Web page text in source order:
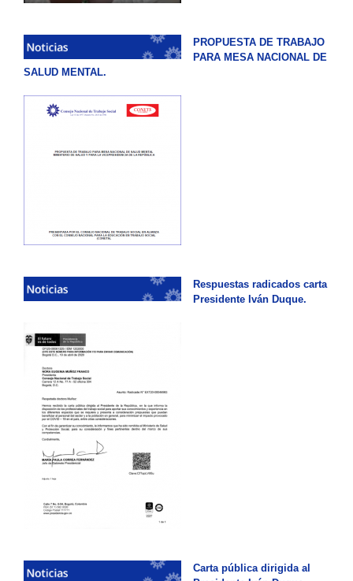
PROPUESTA DE TRABAJO
PARA MESA NACIONAL DE
SALUD MENTAL.
Respuestas radicados carta
Presidente Iván Duque.
Carta pública dirigida al